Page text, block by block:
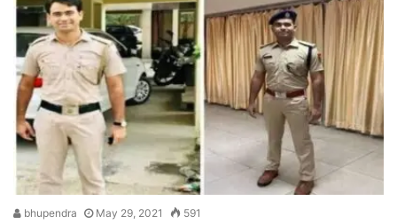
bhupendra May 29, 2021 591